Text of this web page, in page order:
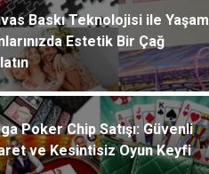
Baskı Teknolojisi ile Yaşam
Estetik Bir Çağ
Poker Chip Satışı: Güvenli
ve Kesintisiz Oyun Keyfi